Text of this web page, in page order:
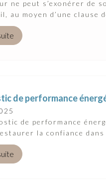
ne peut s’exonérer de
au moyen d’une clause
de performance
de performance
la confiance